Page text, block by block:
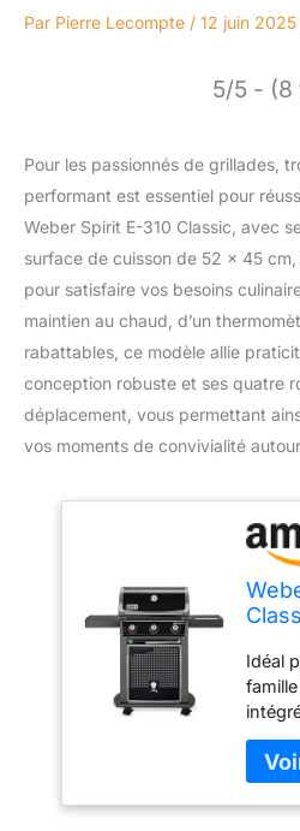
Par Pierre Lecompte / 12 juin 2025
5/5 - (8
Pour les passionnés de grillades,
performant est essentiel pour
Weber Spirit E-310 Classic, avec
surface de cuisson de 52 x 45
pour satisfaire vos besoins
maintien au chaud, d’un
rabattables, ce modèle allie
conception robuste et ses quatre
déplacement, vous permettant
vos moments de convivialité
52 x
-
Idéal